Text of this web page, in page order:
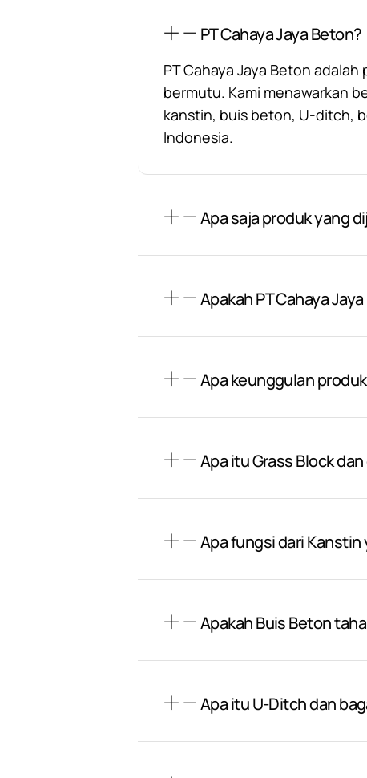
PT Cahaya Jaya Beton?
PT Cahaya Jaya Beton
bermutu. Kami menawarkan
kanstin, buis beton, U-ditch,
Indonesia.
Apa saja produk yang
Apakah PT Cahaya
Apa keunggulan
Apa itu Grass Block
Apa fungsi dari Kanstin
Apakah Buis Beton
Apa itu U-Ditch dan